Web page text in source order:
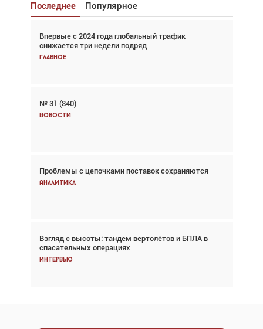
Последнее Популярное
Впервые с 2024 года глобальный трафик
снижается три недели подряд
Главное
№ 31 (840)
Новости
Проблемы с цепочками поставок сохраняются
Аналитика
Взгляд с высоты: тандем вертолётов и БПЛА в
спасательных операциях
Интервью
Взгляд с высоты: тандем вертолётов и БПЛА в
спасательных операциях
Главное
Авиационный фотограф Дэйв Кох: «Фотография
говорит сама за себя... а ИИ всё портит»
Впервые с 2024 года глобальный трафик
снижается три недели подряд
Частный самолёт – это актив. Подходите к
покупке соответствующим образом
Интервью